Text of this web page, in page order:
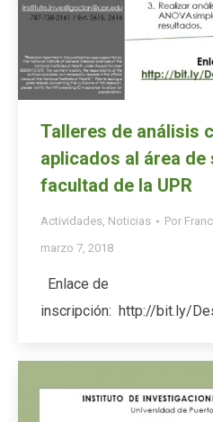
Talleres de análisis
aplicados al área de
facultad de la UPR
Actividades Noticias Por
marzo 7, 2018
Enlace de
inscripción: http://bit.ly/